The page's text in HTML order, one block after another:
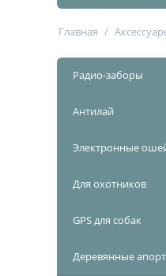
Главная /
Радио-заборы
Антилай
Электронные
Для охотников
GPS для собак
Деревянные